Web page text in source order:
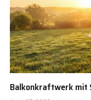
Balkonkraftwerk mit